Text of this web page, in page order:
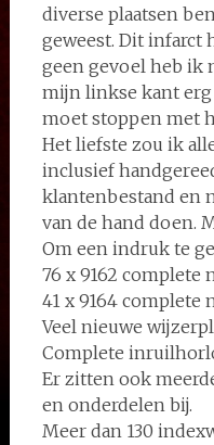
diverse plaatsen
geweest. Dit infarct
geen gevoel heb ik
mijn linkse kant
moet stoppen met
Het liefste zou ik
inclusief
klantenbestand en
van de hand doen.
Om een indruk te
76 x 9162 complete
41 x 9164 complete
Veel nieuwe
Complete
Er zitten ook
en onderdelen bij.
Meer dan 130